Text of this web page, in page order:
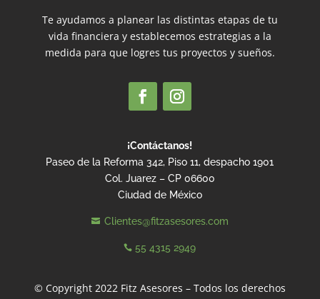
Te ayudamos a planear las distintas etapas de tu
vida financiera y establecemos estrategias a la
medida para que logres tus proyectos y sueños.
¡Contáctanos!
Paseo de la Reforma 342, Piso 11, despacho 1901
Col. Juarez – CP 06600
Ciudad de México
 Clientes@fitzasesores.com
 55 4315 2949
© Copyright 2022 Fitz Asesores – Todos los derechos